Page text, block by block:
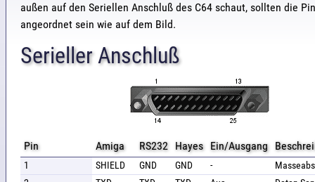
außen auf den Seriellen Anschluß des C64 schaut, sollten die
angeordnet sein wie auf dem Bild.
Serieller Anschluß
Pin Amiga RS232 Hayes Ein/Ausgang
1 SHIELD GND GND -